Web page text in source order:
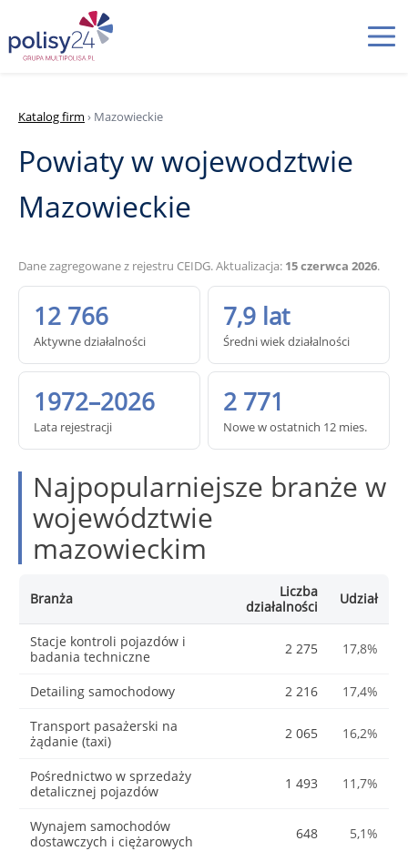
Katalog firm › Mazowieckie
Powiaty w wojewodztwie
Mazowieckie
Dane zagregowane z rejestru CEIDG. Aktualizacja: 15 czerwca 2026.
12 766
Aktywne działalności
7,9 lat
Średni wiek działalności
1972–2026
Lata rejestracji
2 771
Nowe w ostatnich 12 mies.
Najpopularniejsze branże w
województwie
mazowieckim
Branża
Liczba
działalności
Udział
Stacje kontroli pojazdów i
badania techniczne
2 275 17,8%
Detailing samochodowy 2 216
17,4%
Transport pasażerski na
żądanie (taxi)
2 065 16,2%
Pośrednictwo w sprzedaży
detalicznej pojazdów
1 493 11,7%
Wynajem samochodów
dostawczych i ciężarowych
648 5,1%